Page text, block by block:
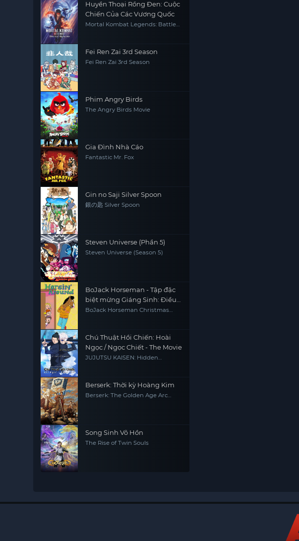
Huyền Thoại Rồng Đen: Cuộc
Chiến Của Các Vương Quốc
Mortal Kombat Legends: Battle
Fei Ren Zai 3rd Season
Fei Ren Zai 3rd Season
Phim Angry Birds
The Angry Birds Movie
Gia Đình Nhà Cáo
Fantastic Mr. Fox
Gin no Saji Silver Spoon
銀の匙 Silver Spoon
Steven Universe (Phần 5)
Steven Universe (Season 5)
BoJack Horseman - Tập đặc
biệt mừng Giáng Sinh: Điều
ước giáng sinh của Sabrina
BoJack Horseman Christmas
Chú Thuật Hồi Chiến: Hoài
Ngọc / Ngọc Chiết - The Movie
JUJUTSU KAISEN: Hidden
Berserk: Thời kỳ Hoàng Kim
Berserk: The Golden Age Arc
Song Sinh Võ Hồn
The Rise of Twin Souls